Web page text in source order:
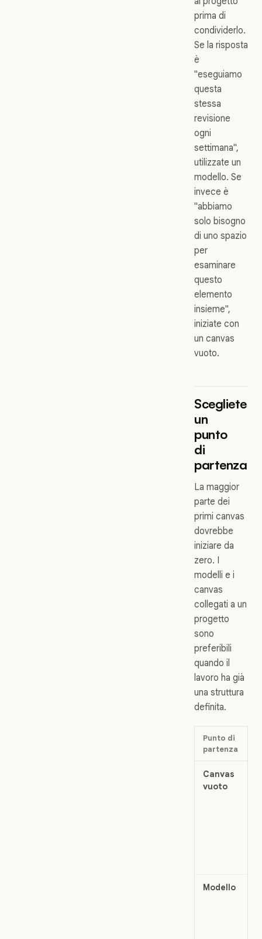
prima di
condividerlo.
Se la risposta
è
"eseguiamo
questa
stessa
revisione
ogni
settimana",
utilizzate un
modello. Se
invece è
"abbiamo
solo bisogno
di uno spazio
per
esaminare
questo
elemento
insieme",
iniziate con
un canvas
vuoto.
Scegliete
un
punto
di
partenza
La maggior
parte dei
primi canvas
dovrebbe
iniziare da
zero. I
modelli e i
canvas
collegati a un
progetto
sono
preferibili
quando il
lavoro ha già
una struttura
definita.
Punto di
partenza
Canvas
vuoto
Modello